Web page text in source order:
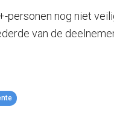
nog niet
van de